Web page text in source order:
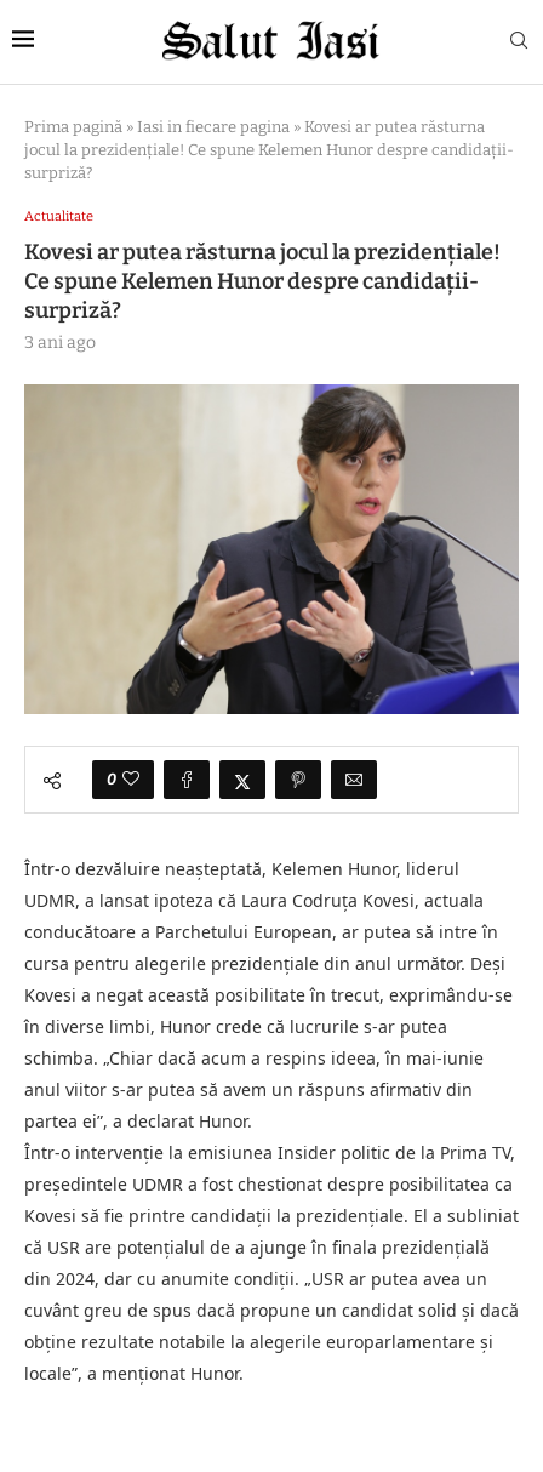
Prima pagină » Iasi in fiecare pagina » Kovesi ar putea răsturna
jocul la prezidențiale! Ce spune Kelemen Hunor despre candidații-
surpriză?
Actualitate
Kovesi ar putea răsturna jocul la prezidențiale!
Ce spune Kelemen Hunor despre candidații-
surpriză?
3 ani ago
0
Într-o dezvăluire neașteptată, Kelemen Hunor, liderul
UDMR, a lansat ipoteza că Laura Codruța Kovesi, actuala
conducătoare a Parchetului European, ar putea să intre în
cursa pentru alegerile prezidențiale din anul următor. Deși
Kovesi a negat această posibilitate în trecut, exprimându-se
în diverse limbi, Hunor crede că lucrurile s-ar putea
schimba. „Chiar dacă acum a respins ideea, în mai-iunie
anul viitor s-ar putea să avem un răspuns afirmativ din
partea ei”, a declarat Hunor.
Într-o intervenție la emisiunea Insider politic de la Prima TV,
președintele UDMR a fost chestionat despre posibilitatea ca
Kovesi să fie printre candidații la prezidențiale. El a subliniat
că USR are potențialul de a ajunge în finala prezidențială
din 2024, dar cu anumite condiții. „USR ar putea avea un
cuvânt greu de spus dacă propune un candidat solid și dacă
obține rezultate notabile la alegerile europarlamentare și
locale”, a menționat Hunor.